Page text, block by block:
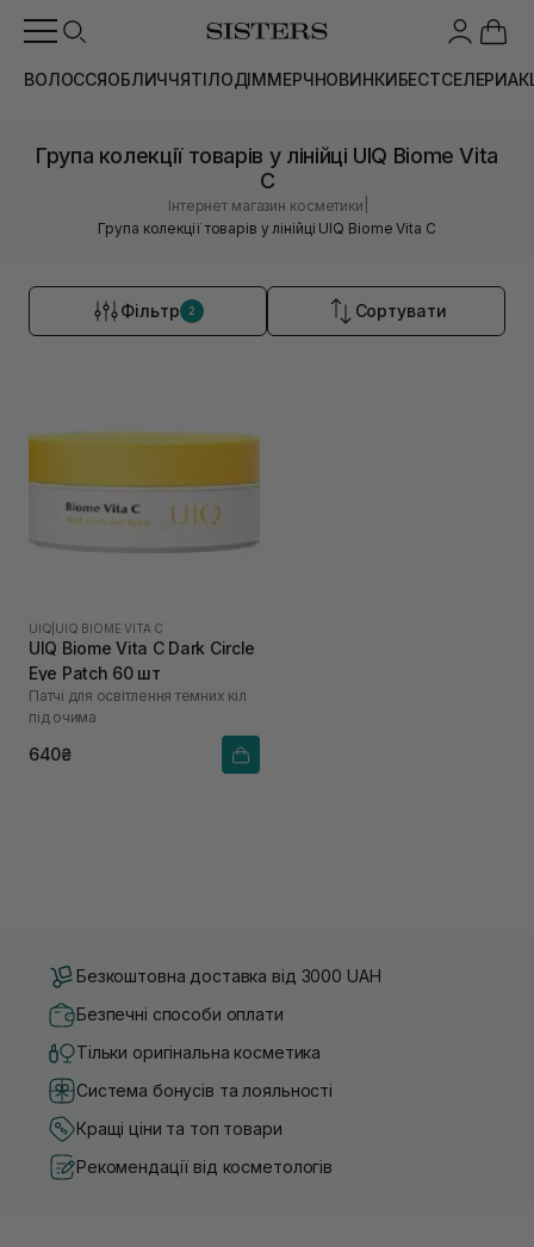
ВОЛОССЯОБЛИЧЧЯТІЛОДІММЕРЧНОВИНКИБЕСТСЕЛЕРИ
Група колекції товарів у лінійці UIQ Biome Vita
C
Інтернет магазин косметики
Група колекції товарів у лінійці UIQ Biome Vita C
Фільтр 2 Сортувати
UIQ UIQ BIOME VITA C
UIQ Biome Vita C Dark Circle
Eye Patch 60 шт
Патчі для освітлення темних кіл
під очима
640₴
Безкоштовна доставка від 3000 UAH
Безпечні способи оплати
Тільки оригінальна косметика
Система бонусів та лояльності
Кращі ціни та топ товари
Рекомендації від косметологів